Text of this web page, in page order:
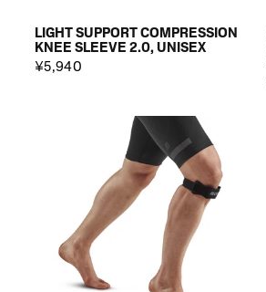
LIGHT SUPPORT COMPRESSION
KNEE SLEEVE 2.0, UNISEX
¥5,940